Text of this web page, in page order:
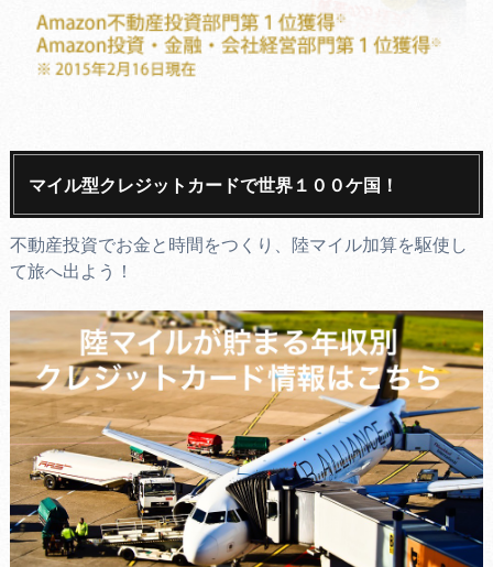
マイル型クレジットカードで世界１００ケ国！
不動産投資でお金と時間をつくり、陸マイル加算を駆使し
て旅へ出よう！